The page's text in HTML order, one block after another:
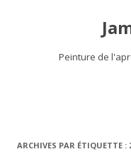
Peinture de
ARCHIVES PAR ÉTIQUETTE :